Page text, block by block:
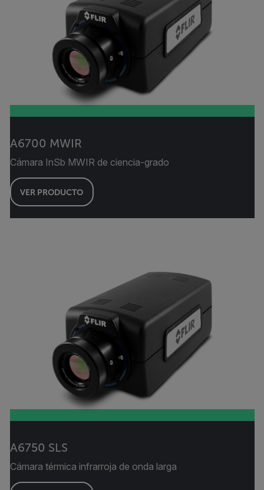
A6700 MWIR
Cámara InSb MWIR de ciencia-grado
VER PRODUCTO
A6750 SLS
Cámara térmica infrarroja de onda larga